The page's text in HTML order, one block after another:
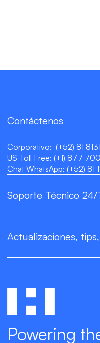
Contáctenos
Corporativo: (+52) 81
US Toll Free: (+1) 877
Chat WhatsApp: (+52) 81
Soporte Técnico 24/
Actualizaciones,
Powering